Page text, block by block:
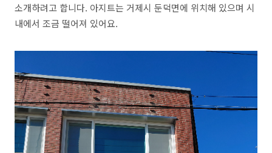
소개하려고 합니다. 아지트는 거제시 둔덕면에 위치해 있으며 시
내에서 조금 떨어져 있어요.